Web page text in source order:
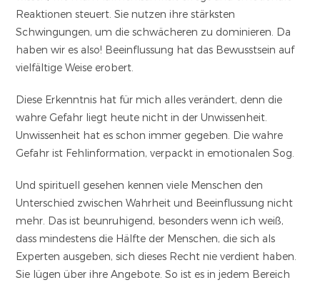
Reaktionen steuert. Sie nutzen ihre stärksten
Schwingungen, um die schwächeren zu dominieren. Da
haben wir es also! Beeinflussung hat das Bewusstsein auf
vielfältige Weise erobert.
Diese Erkenntnis hat für mich alles verändert, denn die
wahre Gefahr liegt heute nicht in der Unwissenheit.
Unwissenheit hat es schon immer gegeben. Die wahre
Gefahr ist Fehlinformation, verpackt in emotionalen Sog.
Und spirituell gesehen kennen viele Menschen den
Unterschied zwischen Wahrheit und Beeinflussung nicht
mehr. Das ist beunruhigend, besonders wenn ich weiß,
dass mindestens die Hälfte der Menschen, die sich als
Experten ausgeben, sich dieses Recht nie verdient haben.
Sie lügen über ihre Angebote. So ist es in jedem Bereich